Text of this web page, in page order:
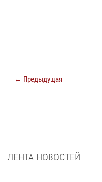
← Предыдущая
ЛЕНТА НОВОСТЕЙ